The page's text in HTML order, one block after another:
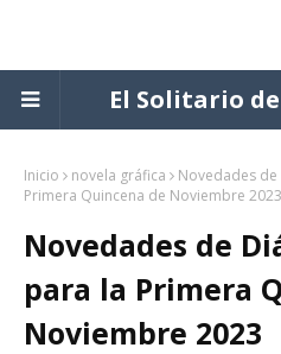
El Solitario
Inicio novela gráfica
Novedades
Primera Quincena de Noviembre 2023
Novedades de
para la Primera
Noviembre 2023